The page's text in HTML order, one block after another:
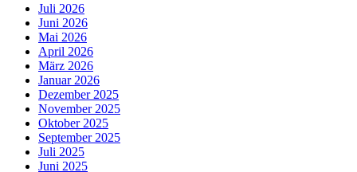
Juli 2026
Juni 2026
Mai 2026
April 2026
März 2026
Januar 2026
Dezember 2025
November 2025
Oktober 2025
September 2025
Juli 2025
Juni 2025